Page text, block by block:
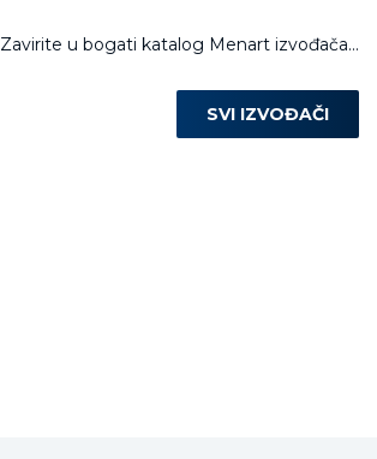
Zavirite u bogati katalog Menart izvođača...
SVI IZVOĐAČI